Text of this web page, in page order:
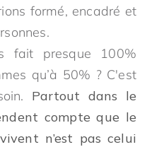
formé, encadré et
fait presque 100%
qu’à 50% ? C'est
Partout dans le
compte que le
n’est pas celui